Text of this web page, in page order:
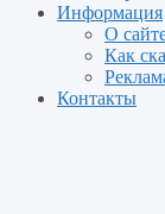
Информация
О
Как
Контакты